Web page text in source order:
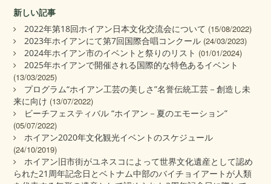
新しい記事
2022年第18回ホイアン日本文化交流会について (15/08/2022)
2023年ホイアンにて第7回国際合唱コンクール (24/03/2023)
2024年ホイアン市のイベントと祭りのリスト (01/01/2024)
2025年ホイアンで開催される国際的な特色あるイベント
(13/03/2025)
プログラム“ホイアン工芸の美しさ”名誉伝統工芸－創造し未
来に向け (13/07/2022)
ビーチフェスティバル “ホイアン－夏のエモーション”
(05/07/2022)
ホイアン2020年文化観光イベントのスケジュール
(24/10/2019)
ホイアン旧市街がユネスコによって世界文化遺産として認め
られた21周年記念日とベトナム中部のバイチョイアートが人類